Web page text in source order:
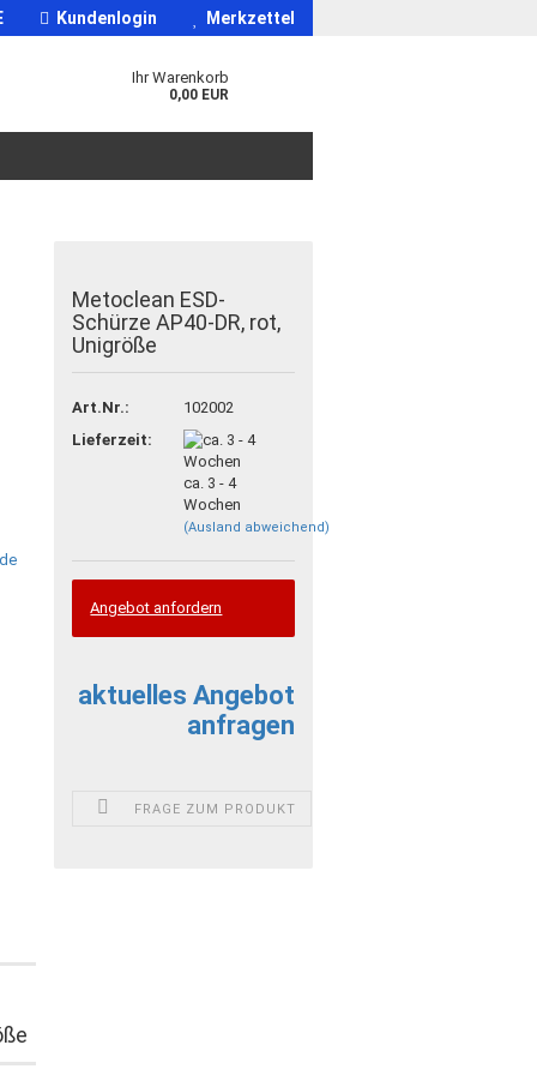
Kundenlogin Merkzettel
Ihr Warenkorb
0,00 EUR
Metoclean ESD-
Schürze AP40-DR, rot,
Unigröße
Art.Nr.:
102002
Lieferzeit:
ca. 3 - 4
Wochen
(Ausland abweichend)
Angebot anfordern
aktuelles Angebot
anfragen
FRAGE ZUM PRODUKT